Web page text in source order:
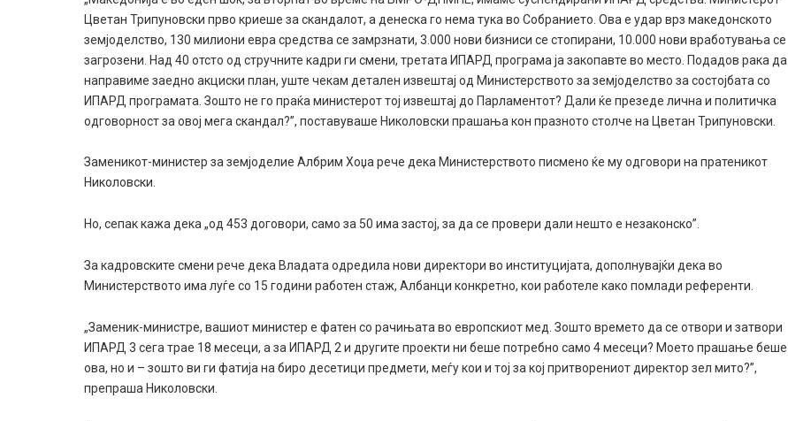
Цветан Трипуновски прво криеше за скандалот, а денеска го нема тука во Собранието. Ова е удар врз македонското
земјоделство, 130 милиони евра средства се замрзнати, 3.000 нови бизниси се стопирани, 10.000 нови вработувања се
загрозени. Над 40 отсто од стручните кадри ги смени, третата ИПАРД програма ја закопавте во место. Подадов рака да
направиме заедно акциски план, уште чекам детален извештај од Министерството за земјоделство за состојбата со
ИПАРД програмата. Зошто не го праќа министерот тој извештај до Парламентот? Дали ќе презеде лична и политичка
одговорност за овој мега скандал?”, поставуваше Николовски прашања кон празното столче на Цветан Трипуновски.
Заменикот-министер за земјоделие Албрим Хоџа рече дека Министерството писмено ќе му одговори на пратеникот
Николовски.
Но, сепак кажа дека „од 453 договори, само за 50 има застој, за да се провери дали нешто е незаконско”.
За кадровските смени рече дека Владата одредила нови директори во институцијата, дополнувајќи дека во
Министерството има луѓе со 15 години работен стаж, Албанци конкретно, кои работеле како помлади референти.
„Заменик-министре, вашиот министер е фатен со рачињата во европскиот мед. Зошто времето да се отвори и затвори
ИПАРД 3 сега трае 18 месеци, а за ИПАРД 2 и другите проекти ни беше потребно само 4 месеци? Моето прашање беше
ова, но и – зошто ви ги фатија на биро десетици предмети, меѓу кои и тој за кој притворениот директор зел мито?”,
препраша Николовски.